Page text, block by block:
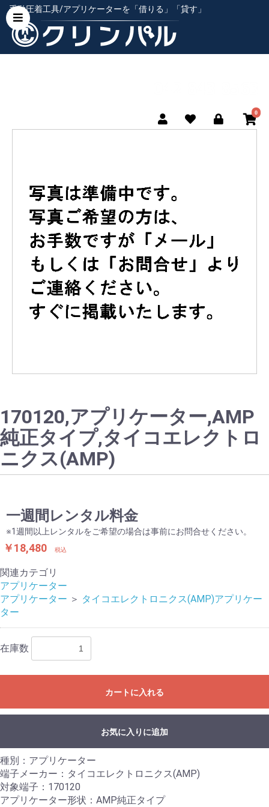
手動圧着工具/アプリケーターを「借りる」「貸す」
0
170120,アプリケーター,AMP
純正タイプ,タイコエレクトロ
ニクス(AMP)
一週間レンタル料金
※1週間以上レンタルをご希望の場合は事前にお問合せください。
￥18,480 税込
関連カテゴリ
アプリケーター
アプリケーター ＞ タイコエレクトロニクス(AMP)アプリケー
ター
在庫数
カートに入れる
お気に入りに追加
種別：アプリケーター
端子メーカー：タイコエレクトロニクス(AMP)
対象端子：170120
アプリケーター形状：AMP純正タイプ